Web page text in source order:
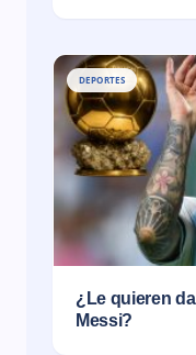
DEPORTES
¿Le quieren
Messi?